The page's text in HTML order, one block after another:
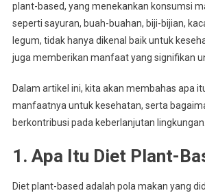
plant-based, yang menekankan konsumsi
seperti sayuran, buah-buahan, biji-bijian,
legum, tidak hanya dikenal baik untuk
juga memberikan manfaat yang signifikan
Dalam artikel ini, kita akan membahas apa
manfaatnya untuk kesehatan, serta
berkontribusi pada keberlanjutan lingkungan.
1. Apa Itu Diet Plant-
Diet plant-based adalah pola makan yang